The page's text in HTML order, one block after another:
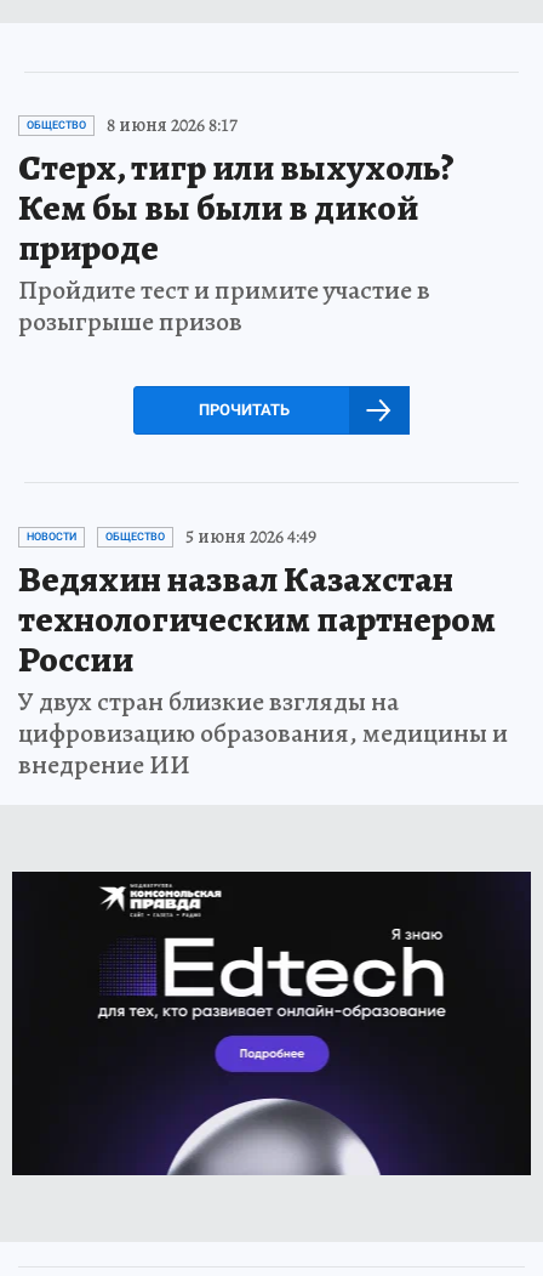
ОБЩЕСТВО 8 июня 2026 8:17
Стерх, тигр или выхухоль?
Кем бы вы были в дикой
природе
Пройдите тест и примите участие в
розыгрыше призов
ПРОЧИТАТЬ
НОВОСТИ ОБЩЕСТВО 5 июня 2026 4:49
Ведяхин назвал Казахстан
технологическим партнером
России
У двух стран близкие взгляды на
цифровизацию образования, медицины и
внедрение ИИ